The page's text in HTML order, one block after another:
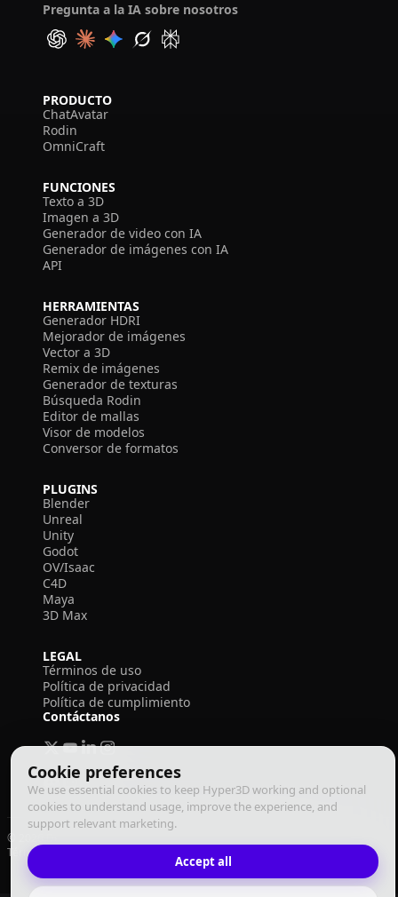
Cookie preferences
We use essential cookies to keep Hyper3D working and optional
cookies to understand usage, improve the experience, and
support relevant marketing.
Accept all
Pregunta a la IA sobre nosotros
PRODUCTO
ChatAvatar
Rodin
OmniCraft
FUNCIONES
Texto a 3D
Imagen a 3D
Generador de video con IA
Generador de imágenes con IA
API
HERRAMIENTAS
Generador HDRI
Mejorador de imágenes
Vector a 3D
Remix de imágenes
Generador de texturas
Búsqueda Rodin
Editor de mallas
Visor de modelos
Conversor de formatos
PLUGINS
Blender
Unreal
Unity
Godot
OV/Isaac
C4D
Maya
3D Max
LEGAL
Términos de uso
Política de privacidad
Política de cumplimiento
Contáctanos
© 2026 Deemos Corporation. Todos los derechos reservados
Términos de Uso
Español